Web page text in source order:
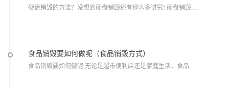
硬盘销毁的方法？没想到硬盘销毁还有那么多讲究! 硬盘销毁的方法有哪些？如何销毁才能保证数据资料的安全呢？硬盘数据对于一般人而言，已经相当重要了，至于上升到企业...
食品销毁要如何做呢（食品销毁方式）
食品销毁要如何做呢 无论是超市便利店还是家庭生活，食品过期是不可避免的，特别是很多家庭都有过这样的体验，囤积的食物变质坏了，食品废弃怎么办？对于过期的食品应该如...